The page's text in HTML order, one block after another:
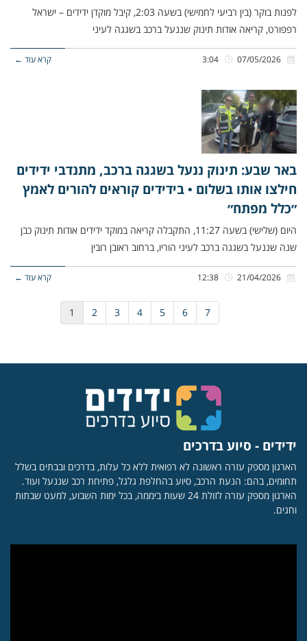
לפנות בוקר (בין רביעי לחמישי) בשעה 2:03, קיבל מוקדן ידידים – ישראל
רפפורט, קריאה אודות תינוק שננעל ברכב בשגגה לעיני
קרא עוד ←
באר שבע: תינוק ננעל בשגגה ברכב, מתנדבי ידידים
חילצו אותו בשלום • בידידים קוראים להורים לאמץ
״כלל מפתח״
היום (שלישי) בשעה 11:27, התקבלה קריאה במוקד ידידים אודות תינוק כבן
שנה שננעל בשגגה ברכב לעיני הוריו, ברחוב ראובן רובין
קרא עוד ←
1 2 3 4 5 6 7
ידידים - סיוע בדרכים
הארגון מספק עזרה ראשונה לא רפואית ללא כל עלות, בדרכים ובבתים בשלל
תחומים, בהם: הנעת הרכב, סיוע בהחלפת גלגל, פתיחת רכב שננעל ועוד.
הארגון מספק עזרה לזולת 24 שעות ביממה, בכל ימות השבוע, למעט שבתות
וחגים.